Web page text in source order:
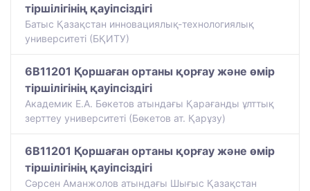
тіршілігінің қауіпсіздігі
Батыс Қазақстан инновациялық-технологиялық
университеті (БҚИТУ)
6B11201 Қоршаған ортаны қорғау және өмір
тіршілігінің қауіпсіздігі
Академик Е.А. Бөкетов атындағы Қарағанды ұлттық
зерттеу университеті (Бөкетов ат. Қарұзу)
6B11201 Қоршаған ортаны қорғау және өмір
тіршілігінің қауіпсіздігі
Сәрсен Аманжолов атындағы Шығыс Қазақстан